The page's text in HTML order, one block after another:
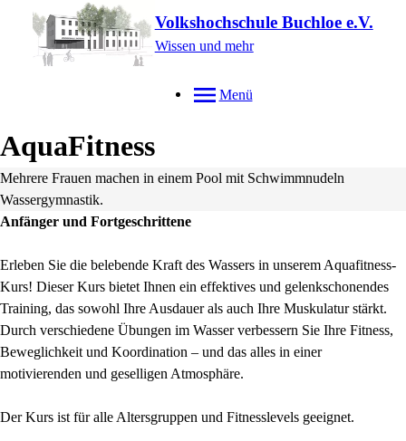
Volkshochschule Buchloe e.V.
Wissen und mehr
Menü
AquaFitness
Mehrere Frauen machen in einem Pool mit Schwimmnudeln
Wassergymnastik.
Anfänger und Fortgeschrittene
Erleben Sie die belebende Kraft des Wassers in unserem Aquafitness-
Kurs! Dieser Kurs bietet Ihnen ein effektives und gelenkschonendes
Training, das sowohl Ihre Ausdauer als auch Ihre Muskulatur stärkt.
Durch verschiedene Übungen im Wasser verbessern Sie Ihre Fitness,
Beweglichkeit und Koordination – und das alles in einer
motivierenden und geselligen Atmosphäre.
Der Kurs ist für alle Altersgruppen und Fitnesslevels geeignet.